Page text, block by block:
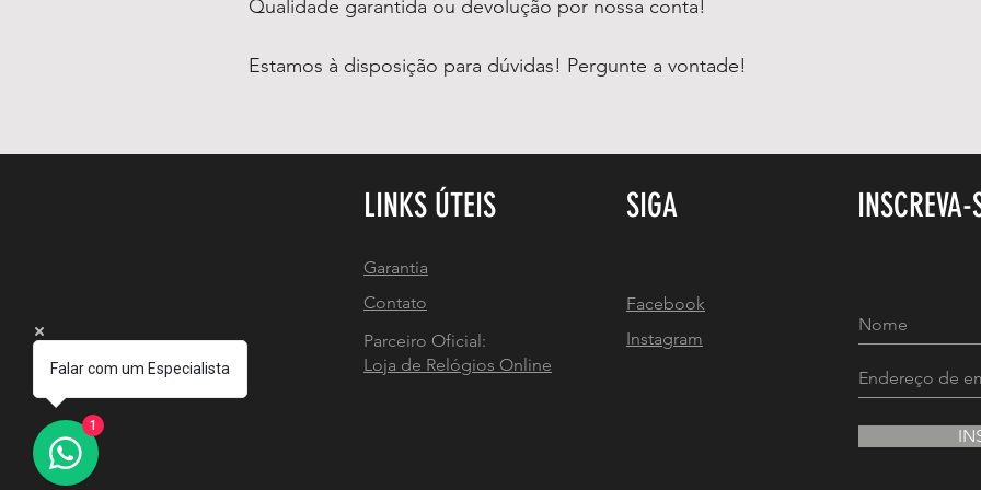
Qualidade garantida ou devolução por nossa conta!
Estamos à disposição para dúvidas! Pergunte a vontade!
LINKS ÚTEIS SIGA INSCREVA-
Garantia
Contato
Parceiro Oficial:
Loja de Relógios Online
Facebook
Instagram
Falar com um Especialista
1